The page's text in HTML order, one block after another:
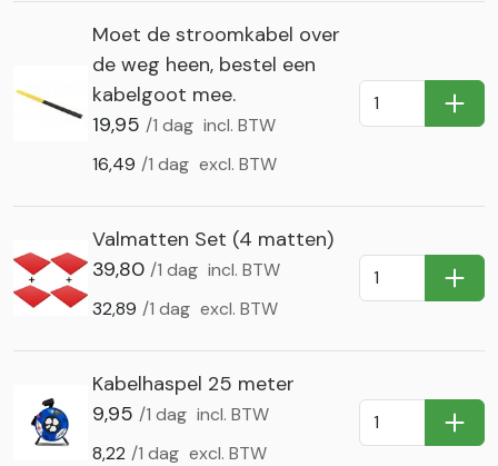
Moet de stroomkabel over
de weg heen, bestel een
kabelgoot mee.
19,95 /1 dag incl. BTW
16,49 /1 dag excl. BTW
In
Valmatten Set (4 matten)
39,80 /1 dag incl. BTW
32,89 /1 dag excl. BTW
In
Kabelhaspel 25 meter
9,95 /1 dag incl. BTW
8,22 /1 dag excl. BTW
In